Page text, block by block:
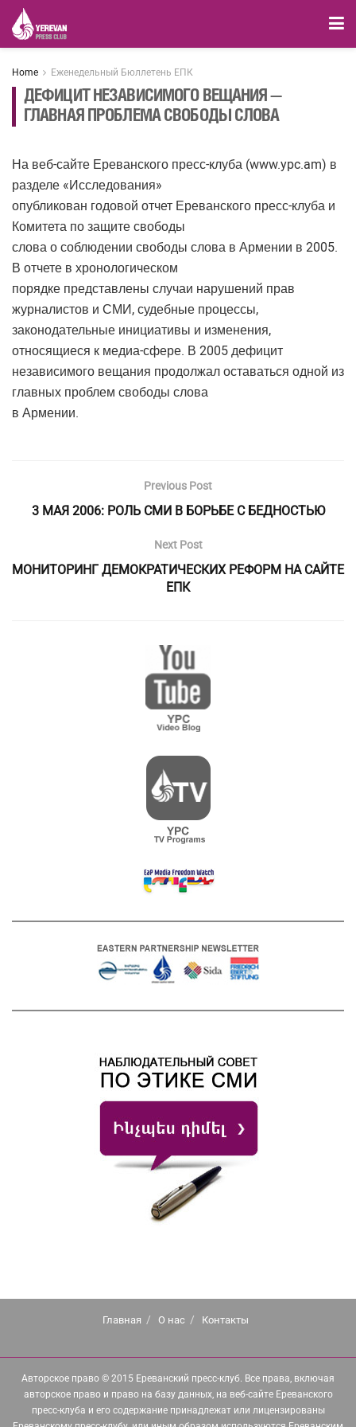
Home Еженедельный Бюллетень ЕПК
ДЕФИЦИТ НЕЗАВИСИМОГО ВЕЩАНИЯ —
ГЛАВНАЯ ПРОБЛЕМА СВОБОДЫ СЛОВА
На веб-сайте Ереванского пресс-клуба (www.ypc.am) в
разделе «Исследования»
опубликован годовой отчет Ереванского пресс-клуба и
Комитета по защите свободы
слова о соблюдении свободы слова в Армении в 2005.
В отчете в хронологическом
порядке представлены случаи нарушений прав
журналистов и СМИ, судебные процессы,
законодательные инициативы и изменения,
относящиеся к медиа-сфере. В 2005 дефицит
независимого вещания продолжал оставаться одной из
главных проблем свободы слова
в Армении.
Previous Post
3 МАЯ 2006: РОЛЬ СМИ В БОРЬБЕ С БЕДНОСТЬЮ
Next Post
МОНИТОРИНГ ДЕМОКРАТИЧЕСКИХ РЕФОРМ НА САЙТЕ
ЕПК
Главная О нас Контакты
Авторское право © 2015 Ереванский пресс-клуб. Все права, включая
авторское право и право на базу данных, на веб-сайте Ереванского
пресс-клуба и его содержание принадлежат или лицензированы